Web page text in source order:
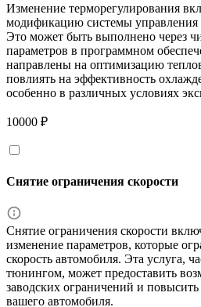
Изменение терморегулирования
модификацию системы управления
Это может быть выполнено через
параметров в программном
направлены на оптимизацию
повлиять на эффективность
особенно в различных условиях
10000 ₽
Снятие ограничения скорости
Снятие ограничения скорости
изменение параметров, которые
скорость автомобиля. Эта услуга,
тюнингом, может предоставить
заводских ограничений и
вашего автомобиля.